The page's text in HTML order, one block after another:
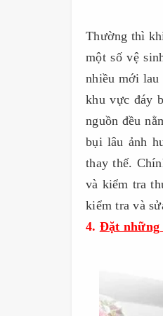
Thường thì
một số vệ
nhiều mới lau
khu vực đáy
nguồn đều
bụi lâu ảnh
thay thế.
và kiểm tra
kiểm tra và
4. Đặt những